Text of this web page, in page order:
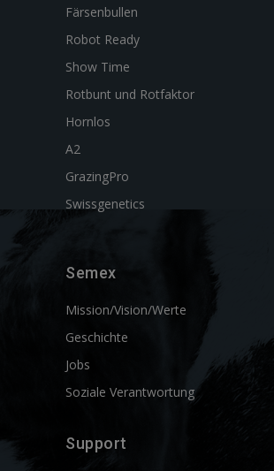
Färsenbullen
Robot Ready
Show Time
Rotbunt und Rotfaktor
Hornlos
A2
GrazingPro
Swissgenetics
Semex
Mission/Vision/Werte
Geschichte
Jobs
Soziale Verantwortung
Support